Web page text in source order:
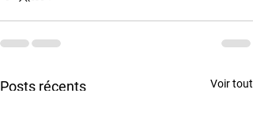
Posts récents Voir tout